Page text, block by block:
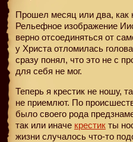
Прошел месяц или два, как
Рельефное изображение
верно отсоединяться от
у Христа отломилась
сразу понял, что это не с
для себя не мог.
Теперь я крестик не ношу,
не приемлют. По
было своего рода
так или иначе крестик ты
жизни случалось что-то